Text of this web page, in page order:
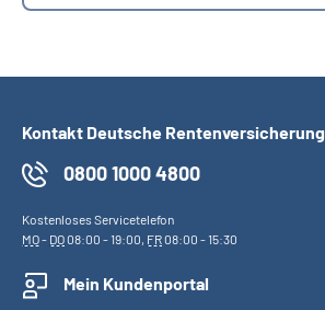
Kontakt Deutsche Rentenversicherung
0800 1000 4800
Kostenloses Servicetelefon
MO- DO08:00 - 19:00, FR08:00 - 15:30
Mein Kundenportal